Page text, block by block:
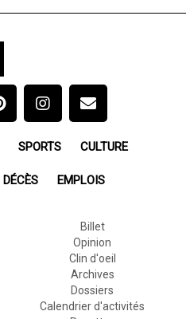
SPORTS CULTURE
DÉCÈS EMPLOIS
Billet
Opinion
Clin d'oeil
Archives
Dossiers
Calendrier d'activités